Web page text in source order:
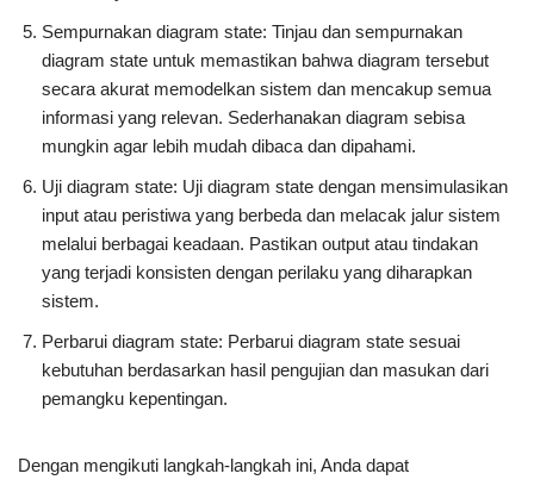
Sempurnakan diagram state: Tinjau dan sempurnakan
diagram state untuk memastikan bahwa diagram tersebut
secara akurat memodelkan sistem dan mencakup semua
informasi yang relevan. Sederhanakan diagram sebisa
mungkin agar lebih mudah dibaca dan dipahami.
Uji diagram state: Uji diagram state dengan mensimulasikan
input atau peristiwa yang berbeda dan melacak jalur sistem
melalui berbagai keadaan. Pastikan output atau tindakan
yang terjadi konsisten dengan perilaku yang diharapkan
sistem.
Perbarui diagram state: Perbarui diagram state sesuai
kebutuhan berdasarkan hasil pengujian dan masukan dari
pemangku kepentingan.
Dengan mengikuti langkah-langkah ini, Anda dapat